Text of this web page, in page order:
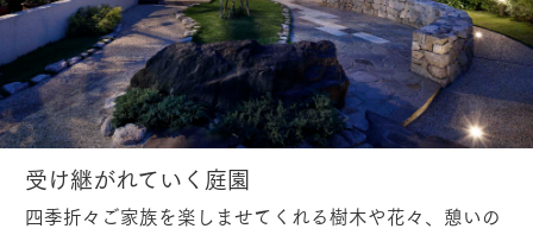
受け継がれていく庭園
四季折々ご家族を楽しませてくれる樹木や花々、憩いの